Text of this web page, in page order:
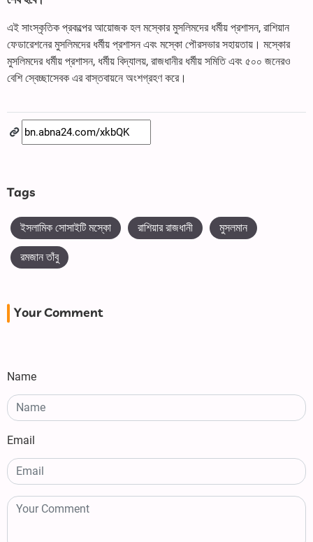
এই সাংস্কৃতিক প্রকল্পের আয়োজক হল মস্কোর মুসলিমদের ধর্মীয় প্রশাসন, রাশিয়ান
ফেডারেশনের মুসলিমদের ধর্মীয় প্রশাসন এবং মস্কো পৌরসভার সহায়তায়। মস্কোর
মুসলিমদের ধর্মীয় প্রশাসন, ধর্মীয় বিদ্যালয়, রাজধানীর ধর্মীয় সমিতি এবং ৫০০ জনেরও
বেশি স্বেচ্ছাসেবক এর বাস্তবায়নে অংশগ্রহণ করে।
Tags
ইসলামিক সোসাইটি মস্কো রাশিয়ার রাজধানী মুসলমান
রমজান তাঁবু
Your Comment
Name
Email